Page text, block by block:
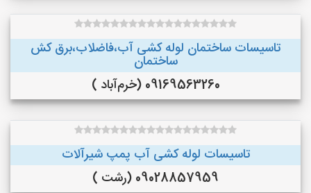
تاسیسات ساختمان لوله کشی آب،فاضلاب،برق کش
ساختمان
09169563260 (خرم‌آباد )
تاسیسات لوله کشی آب پمپ شیرآلات
09028857959 (رشت )